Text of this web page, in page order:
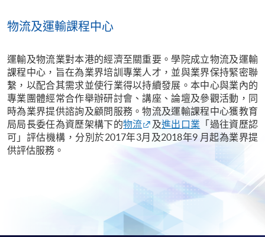
物流及運輸課程中心
運輸及物流業對本港的經濟至關重要。學院成立物流及運輸
課程中心，旨在為業界培訓專業人才，並與業界保持緊密聯
繫，以配合其需求並使行業得以持續發展。本中心與業內的
專業團體經常合作舉辦研討會、講座、論壇及參觀活動，同
時為業界提供諮詢及顧問服務。物流及運輸課程中心獲教育
局局長委任為資歷架構下的物流 及進出口業 「過往資歷認
可」評估機構，分別於2017年3月及2018年9 月起為業界提
供評估服務。